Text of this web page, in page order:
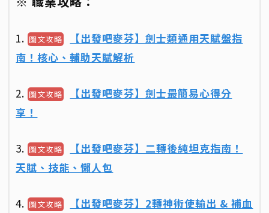
1.圖文攻略
【出發吧麥芬】劍士類通用天賦盤指
南！核心、輔助天賦解析
2.圖文攻略
【出發吧麥芬】劍士最簡易心得分
享！
3.圖文攻略
【出發吧麥芬】二轉後純坦克指南！
天賦、技能、懶人包
4.圖文攻略 【出發吧麥芬】2轉神術使輸出 & 補血